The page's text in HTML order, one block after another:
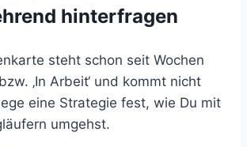
hinterfragen
steht schon seit Wochen
‚In Arbeit‘ und kommt nicht
eine Strategie fest, wie Du mit
umgehst.